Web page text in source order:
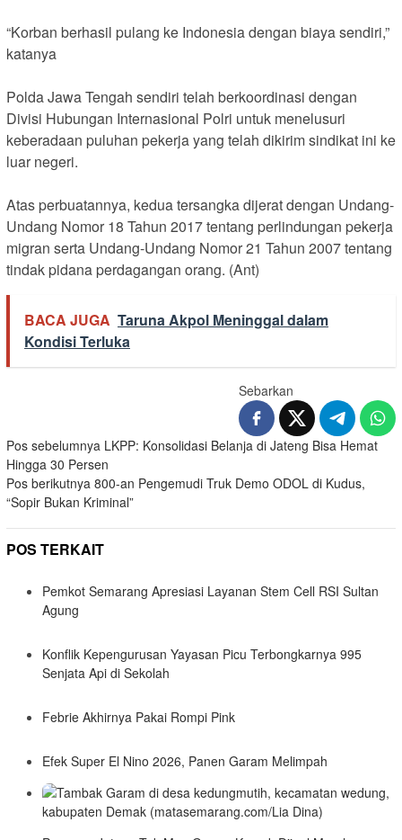
“Korban berhasil pulang ke Indonesia dengan biaya sendiri,”
katanya
Polda Jawa Tengah sendiri telah berkoordinasi dengan
Divisi Hubungan Internasional Polri untuk menelusuri
keberadaan puluhan pekerja yang telah dikirim sindikat ini ke
luar negeri.
Atas perbuatannya, kedua tersangka dijerat dengan Undang-
Undang Nomor 18 Tahun 2017 tentang perlindungan pekerja
migran serta Undang-Undang Nomor 21 Tahun 2007 tentang
tindak pidana perdagangan orang. (Ant)
BACA JUGA Taruna Akpol Meninggal dalam
Kondisi Terluka
Sebarkan
Navigasi
pos
Pos sebelumnya LKPP: Konsolidasi Belanja di Jateng Bisa Hemat
Hingga 30 Persen
Pos berikutnya 800-an Pengemudi Truk Demo ODOL di Kudus,
“Sopir Bukan Kriminal”
POS TERKAIT
Pemkot Semarang Apresiasi Layanan Stem Cell RSI Sultan
Agung
Konflik Kepengurusan Yayasan Picu Terbongkarnya 995
Senjata Api di Sekolah
Febrie Akhirnya Pakai Rompi Pink
Efek Super El Nino 2026, Panen Garam Melimpah